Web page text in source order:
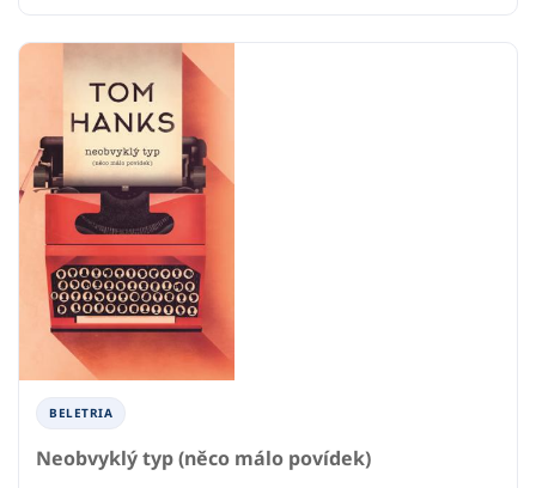
BELETRIA
Neobvyklý typ (něco málo povídek)